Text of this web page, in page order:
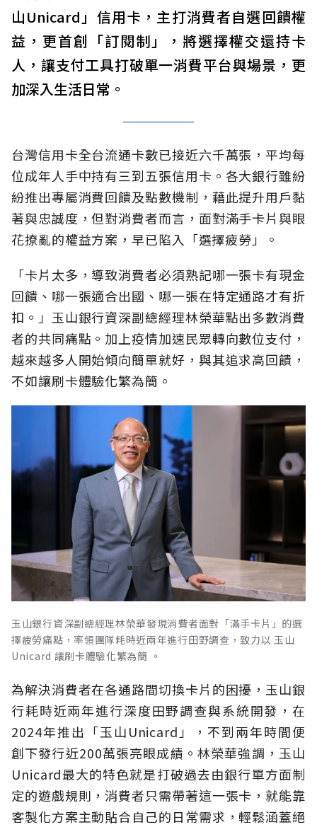
山Unicard」信用卡，主打消費者自選回饋權
益，更首創「訂閱制」，將選擇權交還持卡
人，讓支付工具打破單一消費平台與場景，更
加深入生活日常。
台灣信用卡全台流通卡數已接近六千萬張，平均每
位成年人手中持有三到五張信用卡。各大銀行雖紛
紛推出專屬消費回饋及點數機制，藉此提升用戶黏
著與忠誠度，但對消費者而言，面對滿手卡片與眼
花撩亂的權益方案，早已陷入「選擇疲勞」。
「卡片太多，導致消費者必須熟記哪一張卡有現金
回饋、哪一張適合出國、哪一張在特定通路才有折
扣。」玉山銀行資深副總經理林榮華點出多數消費
者的共同痛點。加上疫情加速民眾轉向數位支付，
越來越多人開始傾向簡單就好，與其追求高回饋，
不如讓刷卡體驗化繁為簡。
玉山銀行資深副總經理林榮華發現消費者面對「滿手卡片」的選
擇疲勞痛點，率領團隊耗時近兩年進行田野調查，致力以 玉山
Unicard 讓刷卡體驗化繁為簡 。
為解決消費者在各通路間切換卡片的困擾，玉山銀
行耗時近兩年進行深度田野調查與系統開發，在
2024年推出「玉山Unicard」，不到兩年時間便
創下發行近200萬張亮眼成績。林榮華強調，玉山
Unicard最大的特色就是打破過去由銀行單方面制
定的遊戲規則，消費者只需帶著這一張卡，就能靠
客製化方案主動貼合自己的日常需求，輕鬆涵蓋絕